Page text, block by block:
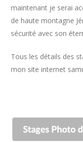
maintenant je serai
de haute montagne
sécurité avec son
Tous les détails des
mon site internet